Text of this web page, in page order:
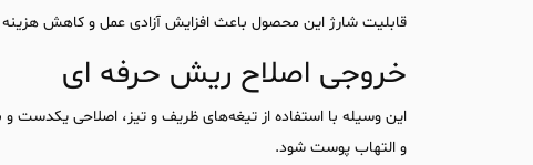
قابلیت شارژ این محصول باعث افزایش آزادی عمل و کاهش هزینه
خروجی اصلاح ریش حرفه ای
این وسیله با استفاده از تیغه‌های ظریف و تیز، اصلاحی
و التهاب پوست شود.